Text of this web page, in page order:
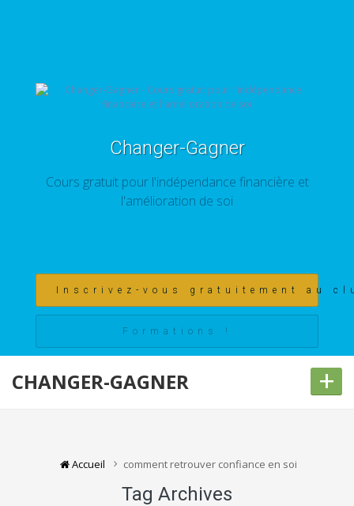
Changer-Gagner
Cours gratuit pour l'indépendance financière et
l'amélioration de soi
Inscrivez-vous gratuitement au
Formations !
CHANGER-GAGNER +
Accueil comment retrouver confiance en soi
Tag Archives